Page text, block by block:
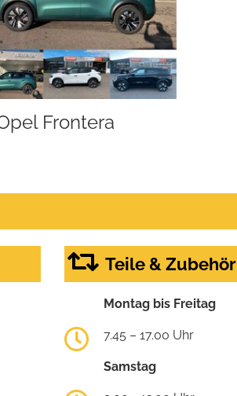
Frontera
Teile & Zubehör
Montag bis Freitag
7.45 – 17.00 Uhr
Samstag